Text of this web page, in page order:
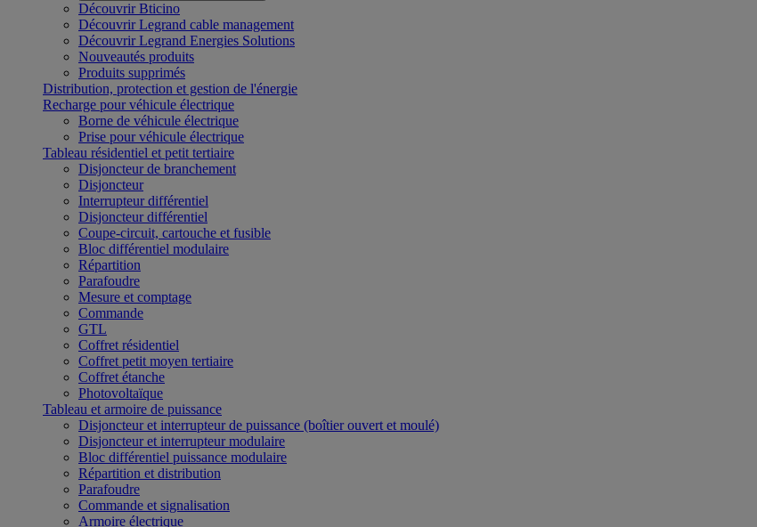
Découvrir Bticino
Découvrir Legrand cable management
Découvrir Legrand Energies Solutions
Nouveautés produits
Produits supprimés
Distribution, protection et gestion de l'énergie
Recharge pour véhicule électrique
Borne de véhicule électrique
Prise pour véhicule électrique
Tableau résidentiel et petit tertiaire
Disjoncteur de branchement
Disjoncteur
Interrupteur différentiel
Disjoncteur différentiel
Coupe-circuit, cartouche et fusible
Bloc différentiel modulaire
Répartition
Parafoudre
Mesure et comptage
Commande
GTL
Coffret résidentiel
Coffret petit moyen tertiaire
Coffret étanche
Photovoltaïque
Tableau et armoire de puissance
Disjoncteur et interrupteur de puissance (boîtier ouvert et moulé)
Disjoncteur et interrupteur modulaire
Bloc différentiel puissance modulaire
Répartition et distribution
Parafoudre
Commande et signalisation
Armoire électrique